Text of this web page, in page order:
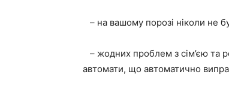
– на вашому порозі ніколи не
– жодних проблем з сім’єю та
автомати, що автоматично